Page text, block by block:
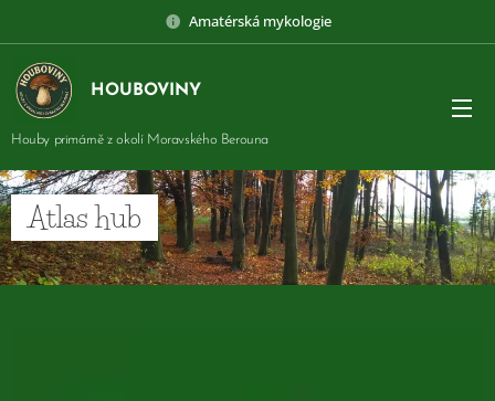
Amatérská mykologie
HOUBOVINY
Houby primárně z okolí Moravského Berouna
Atlas hub